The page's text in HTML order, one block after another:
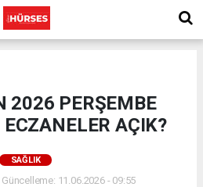
2026 PERŞEMBE
AÇIK?
SAĞLIK
11.06.2026 - 09:55